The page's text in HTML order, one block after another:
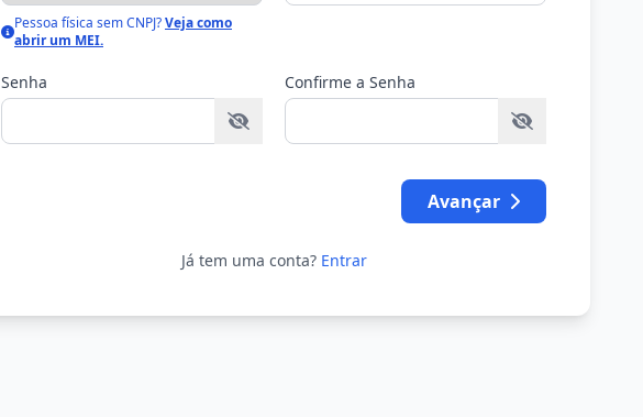
Pessoa física sem CNPJ?Veja como
abrir um MEI.
Senha Confirme a Senha
Avançar
Já tem uma conta? Entrar